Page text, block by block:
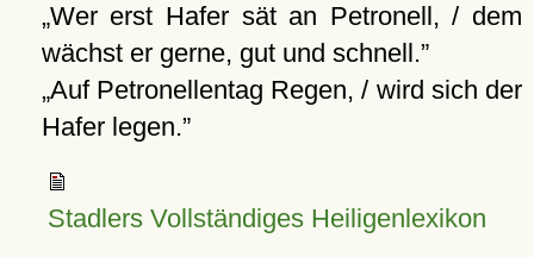
Wer erst Hafer sät an Petronell, / dem
wächst er gerne, gut und schnell.
Auf Petronellentag Regen, / wird sich der
Hafer legen.
Stadlers Vollständiges Heiligenlexikon